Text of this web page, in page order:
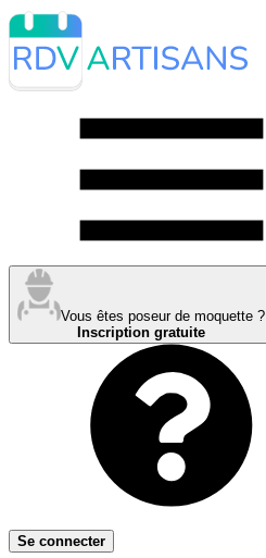
Vous êtes poseur de moquette ?
Inscription gratuite
Se connecter